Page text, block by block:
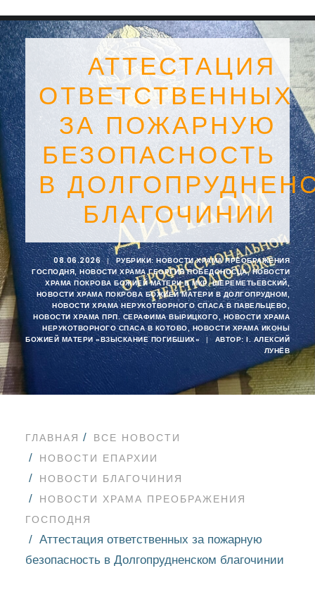
SEARCH
АТТЕСТАЦИЯ
ОТВЕТСТВЕННЫХ
ЗА ПОЖАРНУЮ
БЕЗОПАСНОСТЬ
В
БЛАГОЧИНИИ
08.06.2026 | РУБРИКИ:НОВОСТИ ХРАМА ПРЕОБРАЖЕНИЯ
ГОСПОДНЯ ,НОВОСТИ ХРАМА ГЕОРГИЯ ПОБЕДОНОСЦА,НОВОСТИ
ХРАМА ПОКРОВА БОЖИЕЙ МАТЕРИ В МКР. ШЕРЕМЕТЬЕВСКИЙ,
НОВОСТИ ХРАМА ПОКРОВА БОЖИЕЙ МАТЕРИ В ДОЛГОПРУДНОМ
НОВОСТИ ХРАМА НЕРУКОТВОРНОГО СПАСА В ПАВЕЛЬЦЕВО,
НОВОСТИ ХРАМА ПРП. СЕРАФИМА ВЫРИЦКОГО ,НОВОСТИ ХРАМА
НЕРУКОТВОРНОГО СПАСА В КОТОВО,НОВОСТИ ХРАМА ИКОНЫ
БОЖИЕЙ МАТЕРИ «ВЗЫСКАНИЕ ПОГИБШИХ»
| АВТОР:I. АЛЕКСИЙ
ЛУНЁВ
ГЛАВНАЯ
ВСЕ НОВОСТИ
НОВОСТИ ЕПАРХИИ
НОВОСТИ БЛАГОЧИНИЯ
НОВОСТИ ХРАМА ПРЕОБРАЖЕНИЯ
ГОСПОДНЯ
Аттестация ответственных за пожарную
безопасность в Долгопрудненском благочинии